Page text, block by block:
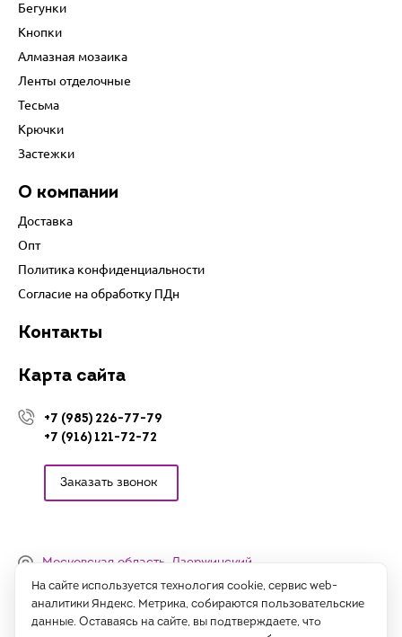
Бегунки
Кнопки
Алмазная мозаика
Ленты отделочные
Тесьма
Крючки
Застежки
О компании
Доставка
Опт
Политика конфиденциальности
Согласие на обработку ПДн
Контакты
Карта сайта
+7 (985) 226-77-79
+7 (916) 121-72-72
Заказать звонок
Московская область, Дзержинский,
Денисьевский проезд, 15 (офис)
Часы работы:
с 09:00 до 18:00, сб-вс - выходные
На сайте используется технология cookie, сервис web-
аналитики Яндекс. Метрика, собираются пользовательские
данные. Оставаясь на сайте, вы подтверждаете, что